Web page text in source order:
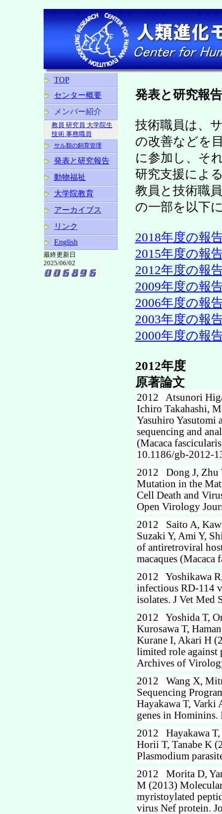
TOP
センター概要
メンバー紹介
教員 研究員 大学院生
技術.事務職員
サル類の飼育管理
発表と研究報告
動物福祉
大学院教育
アーカイブス
リンク
English
最終更新日
2025/06/02
発表と研究報告
技術職員は、
の改善などを
に参加し、そ
研究支援によ
教員と技術職
の一部を以下
2018年度の報
2015年度の報
2012年度の報
2009年度の報
2006年度の報
2003年度の報
2000年度の報
2012年度
原著論文
2012 Atsunori
Ichiro Takahashi,
Yasuhiro Yasutomi
sequencing and
(Macaca
10.1186/gb-2012-
2012 Dong J, Zhu
Mutation in the
Cell Death and
Open Virology
2012 Saito A,
Suzaki Y, Ami Y,
of antiretroviral
macaques
2012 Yoshikawa
infectious RD-114
isolates. J Vet Med
2012 Yoshida T,
Kurosawa T,
Kurane I, Akari H
limited role against
Archives of
2012 Wang X,
Sequencing
Hayakawa T, Varki
genes in
2012 Hayakawa T,
Horii T, Tanabe K
Plasmodium
2012 Morita D,
M (2013)
myristoylated
virus Nef protein.